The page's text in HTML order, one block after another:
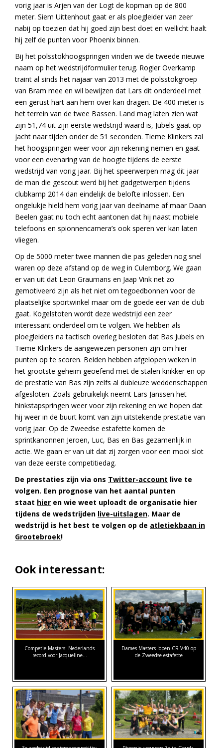
vorig jaar is Arjen van der Logt de kopman op de 800
meter. Siem Uittenhout gaat er als ploegleider van zeer
nabij op toezien dat hij goed zijn best doet en wellicht haalt
hij zelf de punten voor Phoenix binnen.
Bij het polsstokhoogspringen vinden we de tweede nieuwe
naam op het wedstrijdformulier terug. Rogier Overkamp
traint al sinds het najaar van 2013 met de polsstokgroep
van Bram mee en wil bewijzen dat Lars dit onderdeel met
een gerust hart aan hem over kan dragen. De 400 meter is
het terrein van de twee Bassen. Land mag laten zien wat
zijn 51,74 uit zijn eerste wedstrijd waard is, Jubels gaat op
jacht naar tijden onder de 51 seconden. Tieme Klinkers zal
het hoogspringen weer voor zijn rekening nemen en gaat
voor een evenaring van de hoogte tijdens de eerste
wedstrijd van vorig jaar. Bij het speerwerpen mag dit jaar
de man die gescout werd bij het gadgetwerpen tijdens
clubkamp 2014 dan eindelijk de belofte inlossen. Een
ongelukje hield hem vorig jaar van deelname af maar Daan
Beelen gaat nu toch echt aantonen dat hij naast mobiele
telefoons en spionnencamera’s ook speren ver kan laten
vliegen.
Op de 5000 meter twee mannen die pas geleden nog snel
waren op deze afstand op de weg in Culemborg. We gaan
er van uit dat Leon Graumans en Jaap Vink net zo
gemotiveerd zijn als het niet om tegoedbonnen voor de
plaatselijke sportwinkel maar om de goede eer van de club
gaat. Kogelstoten wordt deze wedstrijd een zeer
interessant onderdeel om te volgen. We hebben als
ploegleiders na tactisch overleg besloten dat Bas Jubels en
Tieme Klinkers de aangewezen personen zijn om hier
punten op te scoren. Beiden hebben afgelopen weken in
het grootste geheim geoefend met de stalen knikker en op
de prestatie van Bas zijn zelfs al dubieuze weddenschappen
afgesloten. Zoals gebruikelijk neemt Lars Janssen het
hinkstapspringen weer voor zijn rekening en we hopen dat
hij weer in de buurt komt van zijn uitstekende prestatie van
vorig jaar. Op de Zweedse estafette komen de
sprintkanonnen Jeroen, Luc, Bas en Bas gezamenlijk in
actie. We gaan er van uit dat zij zorgen voor een mooi slot
van deze eerste competitiedag.
De prestaties zijn via ons Twitter-account live te
volgen. Een prognose van het aantal punten
staat hier en wie weet uploadt de organisatie hier
tijdens de wedstrijden live-uitslagen. Maar de
wedstrijd is het best te volgen op de atletiekbaan in
Grootebroek!
Ook interessant:
Competie Masters: Nederlands
record voor Jacqueline…
Dames Masters lopen CR V40 op
de Zweedse estafette